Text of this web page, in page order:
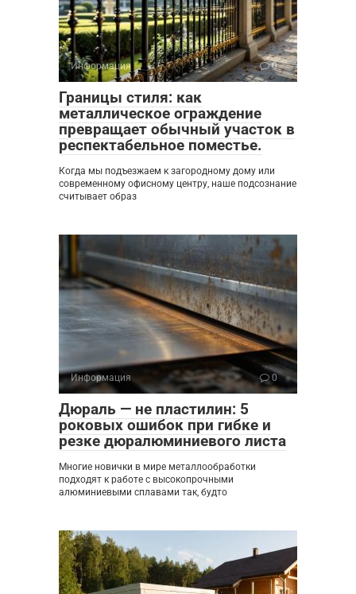
Информация 0
Границы стиля: как
металлическое ограждение
превращает обычный участок в
респектабельное поместье.
Когда мы подъезжаем к загородному дому или
современному офисному центру, наше подсознание
считывает образ
Информация 0
Дюраль — не пластилин: 5
роковых ошибок при гибке и
резке дюралюминиевого листа
Многие новички в мире металлообработки
подходят к работе с высокопрочными
алюминиевыми сплавами так, будто